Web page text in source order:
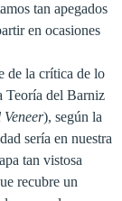
tan apegados
en ocasiones
de la crítica de lo
Teoría del Barniz
), según la
sería en nuestra
tan vistosa
recubre un